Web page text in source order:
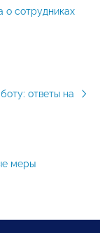
о сотрудниках
ответы на
меры